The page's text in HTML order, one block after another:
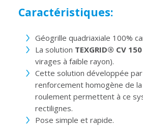
Caractéristiques:
Géogrille quadriaxiale 100%
La solution TEXGRID® CV
virages à faible rayon).
Cette solution développée
renforcement homogène de
roulement permettent à ce
rectilignes.
Pose simple et rapide.